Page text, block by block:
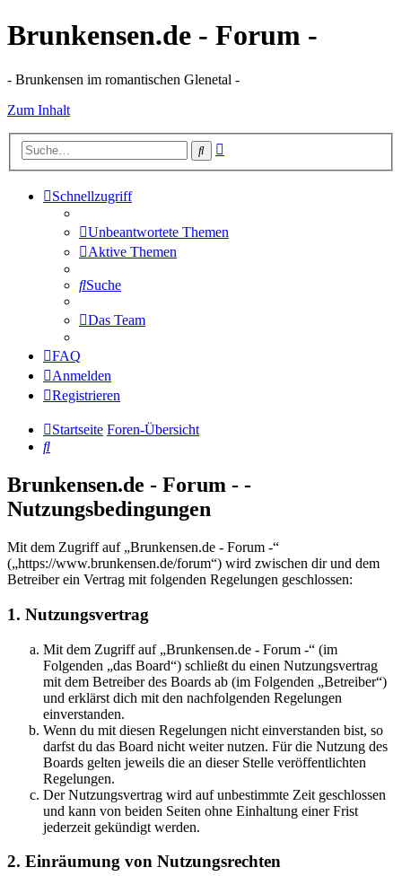
Brunkensen.de - Forum -
- Brunkensen im romantischen Glenetal -
Zum Inhalt
Suche
Schnellzugriff
Unbeantwortete Themen
Aktive Themen
Suche
Das Team
FAQ
Anmelden
Registrieren
Startseite Foren-Übersicht
Suche
Brunkensen.de - Forum - -
Nutzungsbedingungen
Mit dem Zugriff auf „Brunkensen.de - Forum -“
(„https://www.brunkensen.de/forum“) wird zwischen dir und dem
Betreiber ein Vertrag mit folgenden Regelungen geschlossen:
1. Nutzungsvertrag
Mit dem Zugriff auf „Brunkensen.de - Forum -“ (im
Folgenden „das Board“) schließt du einen Nutzungsvertrag
mit dem Betreiber des Boards ab (im Folgenden „Betreiber“)
und erklärst dich mit den nachfolgenden Regelungen
einverstanden.
Wenn du mit diesen Regelungen nicht einverstanden bist, so
darfst du das Board nicht weiter nutzen. Für die Nutzung des
Boards gelten jeweils die an dieser Stelle veröffentlichten
Regelungen.
Der Nutzungsvertrag wird auf unbestimmte Zeit geschlossen
und kann von beiden Seiten ohne Einhaltung einer Frist
jederzeit gekündigt werden.
2. Einräumung von Nutzungsrechten